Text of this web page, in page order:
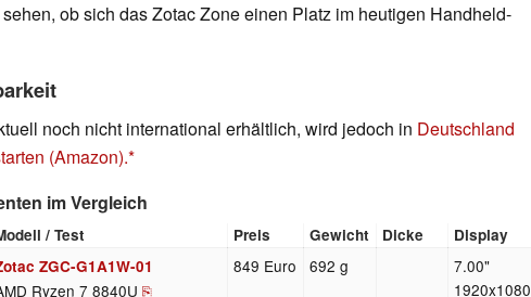
ob sich das Zotac Zone einen Platz im heutigen Handheld-
noch nicht international erhältlich, wird jedoch in Deutschland
(Amazon).
im Vergleich
/ Test Preis Gewicht Dicke
Display
ZGC-G1A1W-01
Ryzen 7 8840U ⎘
849 Euro 692 g
7.00"
1920x1080